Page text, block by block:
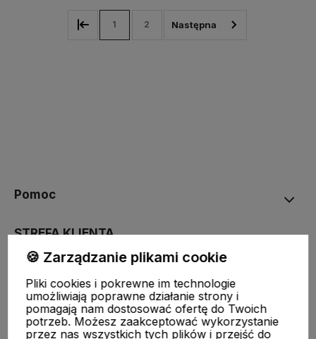
1 2
Pomoc
STREFA KLIENTA
Moje konto
🍪 Zarządzanie plikami cookie
Pliki cookies i pokrewne im technologie
umożliwiają poprawne działanie strony i
pomagają nam dostosować ofertę do Twoich
potrzeb. Możesz zaakceptować wykorzystanie
przez nas wszystkich tych plików i przejść do